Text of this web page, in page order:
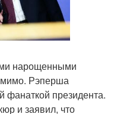
нарощенными
мимо. Рэперша
фанаткой президента.
и заявил, что